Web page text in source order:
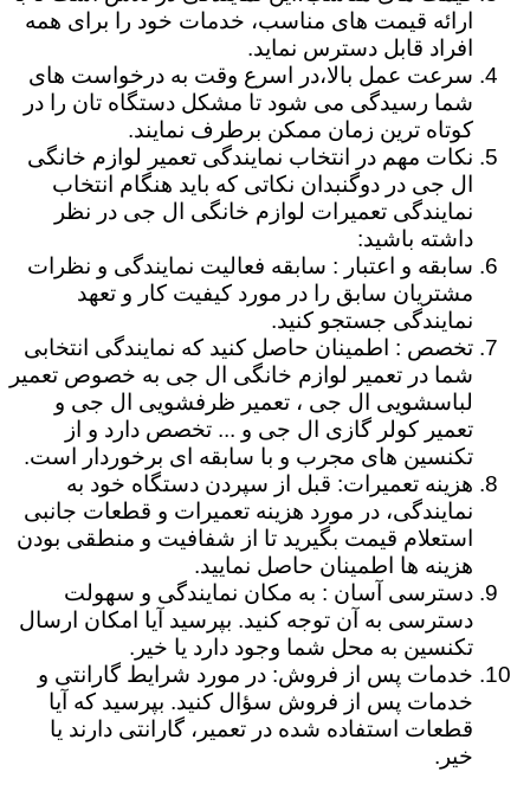
ارائه قیمت های مناسب، خدمات خود را برای همه
افراد قابل دسترس نماید.
سرعت عمل بالا،در اسرع وقت به درخواست های
شما رسیدگی می شود تا مشکل دستگاه تان را در
کوتاه ترین زمان ممکن برطرف نمایند.
نکات مهم در انتخاب نمایندگی تعمیر لوازم خانگی
ال جی در دوگنبدان نکاتی که باید هنگام انتخاب
نمایندگی تعمیرات لوازم خانگی ال جی در نظر
داشته باشید:
سابقه و اعتبار : سابقه فعالیت نمایندگی و نظرات
مشتریان سابق را در مورد کیفیت کار و تعهد
نمایندگی جستجو کنید.
تخصص : اطمینان حاصل کنید که نمایندگی انتخابی
شما در تعمیر لوازم خانگی ال جی به خصوص تعمیر
لباسشویی ال جی ، تعمیر ظرفشویی ال جی و
تعمیر کولر گازی ال جی و ... تخصص دارد و از
تکنسین های مجرب و با سابقه ای برخوردار است.
هزینه تعمیرات: قبل از سپردن دستگاه خود به
نمایندگی، در مورد هزینه تعمیرات و قطعات جانبی
استعلام قیمت بگیرید تا از شفافیت و منطقی بودن
هزینه ها اطمینان حاصل نمایید.
دسترسی آسان : به مکان نمایندگی و سهولت
دسترسی به آن توجه کنید. بپرسید آیا امکان ارسال
تکنسین به محل شما وجود دارد یا خیر.
خدمات پس از فروش: در مورد شرایط گارانتی و
خدمات پس از فروش سؤال کنید. بپرسید که آیا
قطعات استفاده شده در تعمیر، گارانتی دارند یا
خیر.